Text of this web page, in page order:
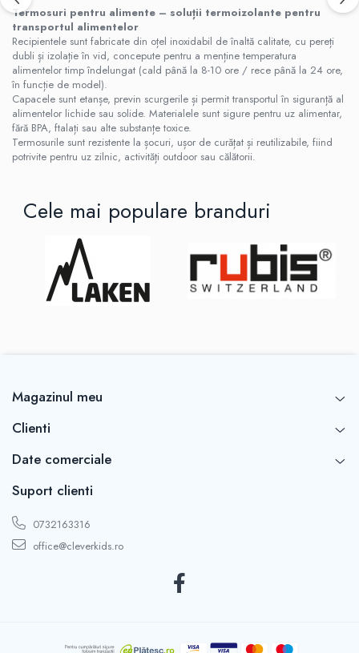
Termosuri pentru alimente – soluții termoizolante pentru
transportul alimentelor
Recipientele sunt fabricate din oțel inoxidabil de înaltă calitate, cu pereți
dubli și izolație în vid, concepute pentru a menține temperatura
alimentelor timp îndelungat (cald până la 8-10 ore / rece până la 24 ore,
în funcție de model).
Capacele sunt etanșe, previn scurgerile și permit transportul în siguranță al
alimentelor lichide sau solide. Materialele sunt sigure pentru uz alimentar,
fără BPA, ftalați sau alte substanțe toxice.
Termosurile sunt rezistente la șocuri, ușor de curățat și reutilizabile, fiind
potrivite pentru uz zilnic, activități outdoor sau călătorii.
Cele mai populare branduri
Magazinul meu
Clienti
Date comerciale
Suport clienti
0732163316
office@cleverkids.ro